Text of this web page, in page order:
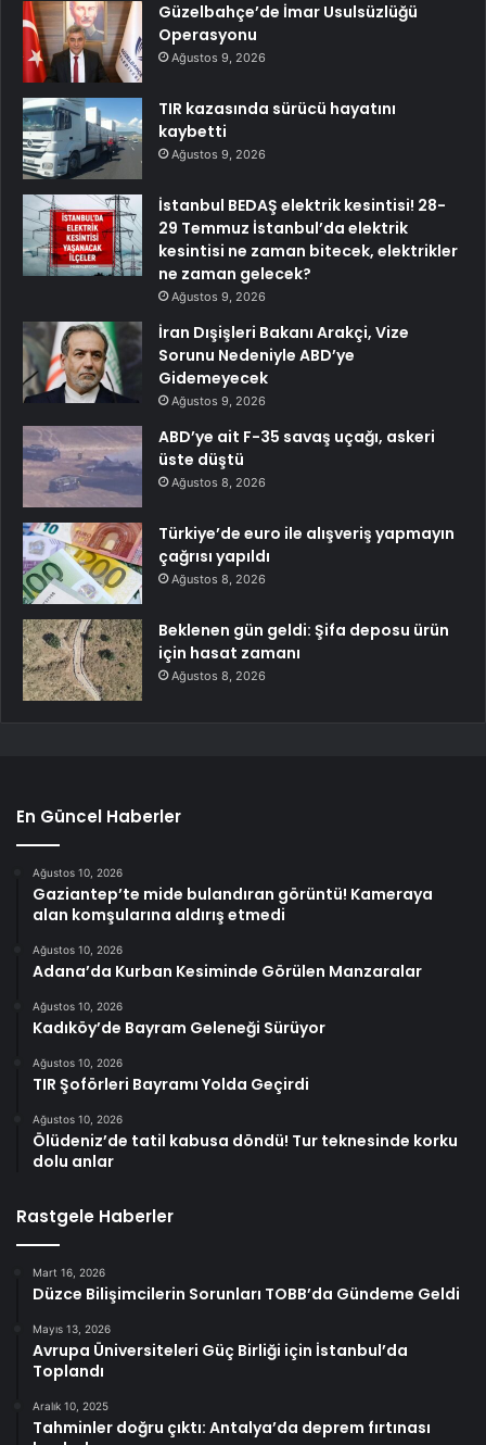
Güzelbahçe’de İmar Usulsüzlüğü
Operasyonu
Ağustos 9, 2026
TIR kazasında sürücü hayatını
kaybetti
Ağustos 9, 2026
İstanbul BEDAŞ elektrik kesintisi! 28-
29 Temmuz İstanbul’da elektrik
kesintisi ne zaman bitecek, elektrikler
ne zaman gelecek?
Ağustos 9, 2026
İran Dışişleri Bakanı Arakçi, Vize
Sorunu Nedeniyle ABD’ye
Gidemeyecek
Ağustos 9, 2026
ABD’ye ait F-35 savaş uçağı, askeri
üste düştü
Ağustos 8, 2026
Türkiye’de euro ile alışveriş yapmayın
çağrısı yapıldı
Ağustos 8, 2026
Beklenen gün geldi: Şifa deposu ürün
için hasat zamanı
Ağustos 8, 2026
En Güncel Haberler
Ağustos 10, 2026
Gaziantep’te mide bulandıran görüntü! Kameraya
alan komşularına aldırış etmedi
Ağustos 10, 2026
Adana’da Kurban Kesiminde Görülen Manzaralar
Ağustos 10, 2026
Kadıköy’de Bayram Geleneği Sürüyor
Ağustos 10, 2026
TIR Şoförleri Bayramı Yolda Geçirdi
Ağustos 10, 2026
Ölüdeniz’de tatil kabusa döndü! Tur teknesinde korku
dolu anlar
Rastgele Haberler
Mart 16, 2026
Düzce Bilişimcilerin Sorunları TOBB’da Gündeme Geldi
Mayıs 13, 2026
Avrupa Üniversiteleri Güç Birliği için İstanbul’da
Toplandı
Aralık 10, 2025
Tahminler doğru çıktı: Antalya’da deprem fırtınası